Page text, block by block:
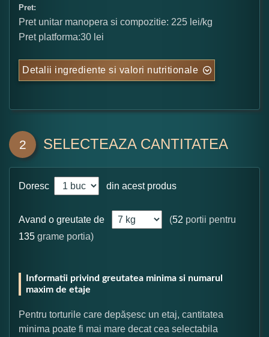
Pret:
Pret unitar manopera si compozitie: 225 lei/kg
Pret platforma:30 lei
Detalii ingrediente si valori nutritionale
2 SELECTEAZA CANTITATEA
Doresc din acest produs
Avand o greutate de (52 portii pentru
135 grame portia)
Informatii privind greutatea minima si numarul
maxim de etaje
Pentru torturile care depășesc un etaj, cantitatea
minima poate fi mai mare decat cea selectabila